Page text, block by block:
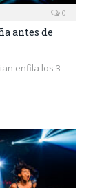
0
antes de
enfila los 3